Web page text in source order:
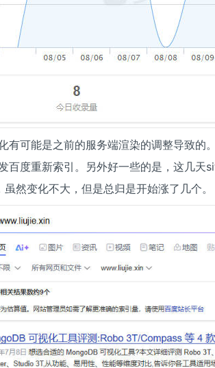
有可能是之前的服务端渲染的调整导致的
百度重新索引。另外好一些的是，这几天
虽然变化不大，但是总归是开始涨了几个。